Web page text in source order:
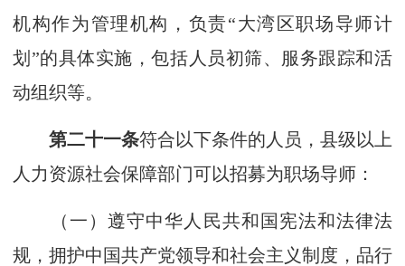
机构作为管理机构，负责“大湾区职场导师计
划”的具体实施，包括人员初筛、服务跟踪和活
动组织等。
第二十一条符合以下条件的人员，县级以上
人力资源社会保障部门可以招募为职场导师：
（一）遵守中华人民共和国宪法和法律法
规，拥护中国共产党领导和社会主义制度，品行